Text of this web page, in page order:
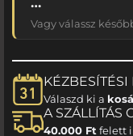
Vagy válassz
Válaszd ki a
A SZÁLLÍTÁS
40.000 Ftfelett